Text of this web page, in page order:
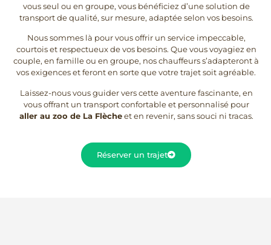
vous seul ou en groupe, vous bénéficiez d’une solution de
transport de qualité, sur mesure, adaptée selon vos besoins.
Nous sommes là pour vous offrir un service impeccable,
courtois et respectueux de vos besoins. Que vous voyagiez en
couple, en famille ou en groupe, nos chauffeurs s’adapteront à
vos exigences et feront en sorte que votre trajet soit agréable.
Laissez-nous vous guider vers cette aventure fascinante, en
vous offrant un transport confortable et personnalisé pour
aller au zoo de La Flècheet en revenir, sans souci ni tracas.
Réserver un trajet